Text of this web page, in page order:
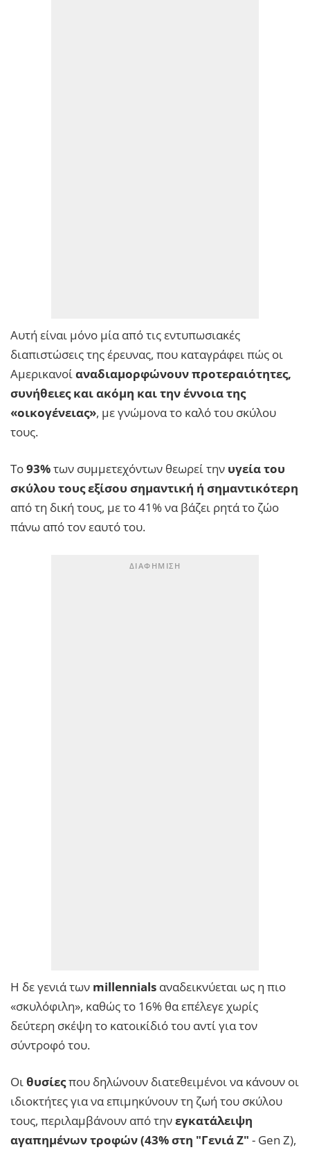
Αυτή είναι μόνο μία από τις εντυπωσιακές
διαπιστώσεις της έρευνας, που καταγράφει πώς οι
Αμερικανοίαναδιαμορφώνουν προτεραιότητες,
συνήθειες και ακόμη και την έννοια της
«οικογένειας», με γνώμονα το καλό του σκύλου
τους.
Το93%των συμμετεχόντων θεωρεί την υγεία του
σκύλου τους εξίσου σημαντική ή σημαντικότερη
από τη δική τους, με το 41% να βάζει ρητά το ζώο
πάνω από τον εαυτό του.
Η δε γενιά των millennials αναδεικνύεται ως η πιο
«σκυλόφιλη», καθώς το 16% θα επέλεγε χωρίς
δεύτερη σκέψη το κατοικίδιό του αντί για τον
σύντροφό του.
Οιθυσίεςπου δηλώνουν διατεθειμένοι να κάνουν οι
ιδιοκτήτες για να επιμηκύνουν τη ζωή του σκύλου
τους, περιλαμβάνουν από τηνεγκατάλειψη
αγαπημένων τροφών (43% στη "Γενιά Ζ" - Gen Z),